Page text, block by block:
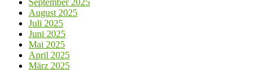
August 2025
Juli 2025
Juni 2025
Mai 2025
April 2025
März 2025